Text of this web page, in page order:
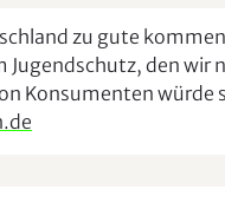
zu gute
den wir
Konsumenten